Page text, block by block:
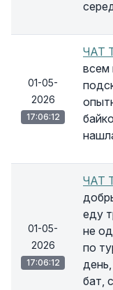
01-05-
2026
17:06:12
ЧАТ
всем
01-05-
2026
17:06:12
ЧАТ
еду
не
по
бат,